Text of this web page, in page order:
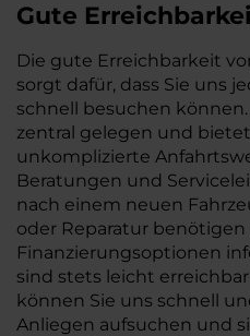
Gute
Die gute Erreichbarkeit
sorgt dafür, dass Sie uns
schnell besuchen
zentral gelegen und
unkomplizierte
Beratungen und
nach einem neuen
oder Reparatur benötigen
Finanzierungsoptionen
sind stets leicht erreichbar
können Sie uns schnell
Anliegen aufsuchen und